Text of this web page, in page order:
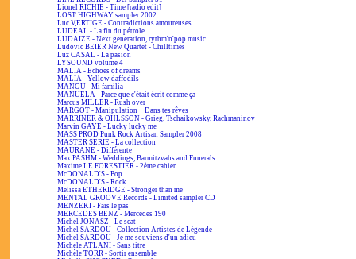
Lionel RICHIE - Time [radio edit]
LOST HIGHWAY sampler 2002
Luc VERTIGE - Contradictions amoureuses
LUDÉAL - La fin du pétrole
LUDAIZE - Next generation, rythm'n'pop music
Ludovic BEIER New Quartet - Chilltimes
Luz CASAL - La pasion
LYSOUND volume 4
MALIA - Echoes of dreams
MALIA - Yellow daffodils
MANGU - Mi familia
MANUELA - Parce que c'était écrit comme ça
Marcus MILLER - Rush over
MARGOT - Manipulation + Dans tes rêves
MARRINER & OHLSSON - Grieg, Tschaikowsky, Rachmaninov
Marvin GAYE - Lucky lucky me
MASS PROD Punk Rock Artisan Sampler 2008
MASTER SERIE - La collection
MAURANE - Différente
Max PASHM - Weddings, Barmitzvahs and Funerals
Maxime LE FORESTIER - 2ème cahier
McDONALD'S - Pop
McDONALD'S - Rock
Melissa ETHERIDGE - Stronger than me
MENTAL GROOVE Records - Limited sampler CD
MENZEKI - Fais le pas
MERCEDES BENZ - Mercedes 190
Michel JONASZ - Le scat
Michel SARDOU - Collection Artistes de Légende
Michel SARDOU - Je me souviens d'un adieu
Michèle ATLANI - Sans titre
Michèle TORR - Sortir ensemble